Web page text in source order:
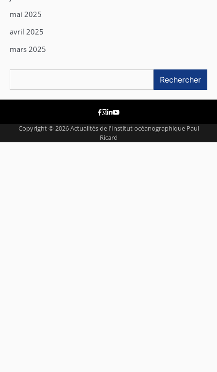
mai 2025
avril 2025
mars 2025
Rechercher
Facebook
Instagram
Linkedin
Youtube
Copyright © 2026Actualités de l'Institut océanographique Paul
Ricard